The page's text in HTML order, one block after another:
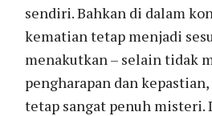
sendiri. Bahkan di dalam
kematian tetap menjadi
menakutkan – selain tidak
pengharapan dan
tetap sangat penuh misteri.